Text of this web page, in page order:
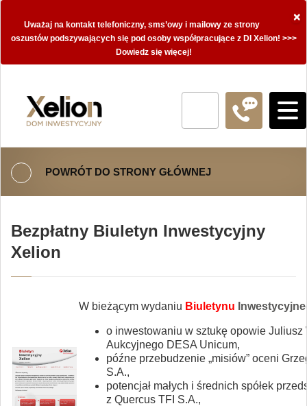
×
Uważaj na kontakt telefoniczny, sms’owy i mailowy ze strony
oszustów podszywających się pod osoby współpracujące z DI Xelion! >>>
Dowiedz się więcej!
POWRÓT DO STRONY GŁÓWNEJ
Bezpłatny Biuletyn Inwestycyjny
Xelion
W bieżącym wydaniu Biuletynu
o inwestowaniu w sztukę opowie Juliusz
Aukcyjnego DESA Unicum,
późne przebudzenie „misiów” oceni
S.A.,
potencjał małych i średnich spółek
z Quercus TFI S.A.,